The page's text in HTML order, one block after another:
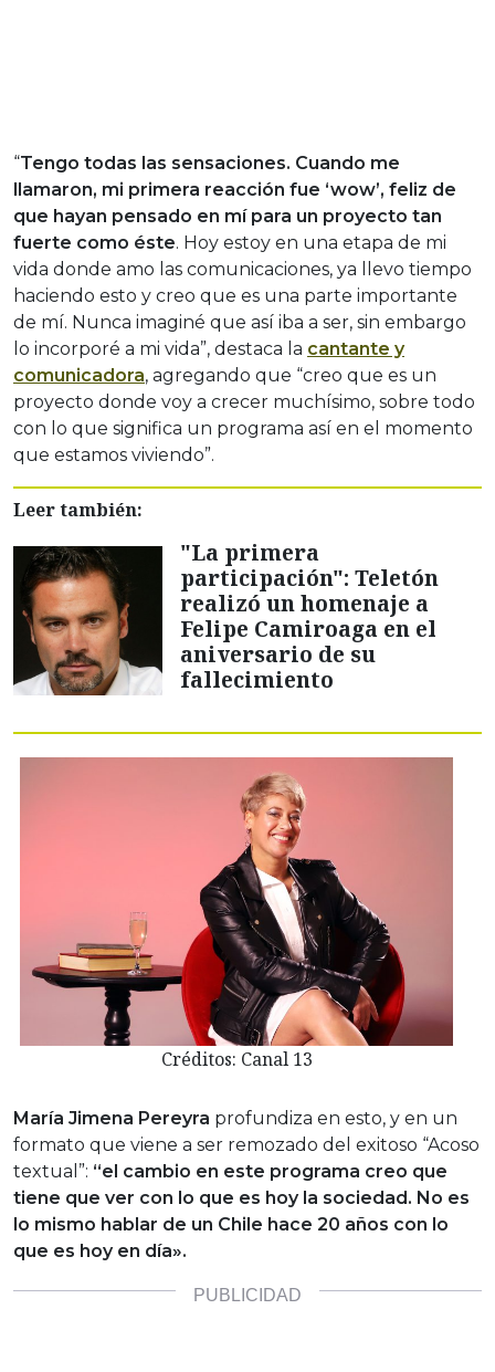
“Tengo todas las sensaciones. Cuando me
llamaron, mi primera reacción fue ‘wow’, feliz de
que hayan pensado en mí para un proyecto tan
fuerte como éste. Hoy estoy en una etapa de mi
vida donde amo las comunicaciones, ya llevo tiempo
haciendo esto y creo que es una parte importante
de mí. Nunca imaginé que así iba a ser, sin embargo
lo incorporé a mi vida”, destaca la cantante y
comunicadora, agregando que “creo que es un
proyecto donde voy a crecer muchísimo, sobre todo
con lo que significa un programa así en el momento
que estamos viviendo”.
Leer también:
"La primera
participación": Teletón
realizó un homenaje a
Felipe Camiroaga en el
aniversario de su
fallecimiento
Créditos: Canal 13
María Jimena Pereyra profundiza en esto, y en un
formato que viene a ser remozado del exitoso “Acoso
textual”: “el cambio en este programa creo que
tiene que ver con lo que es hoy la sociedad. No es
lo mismo hablar de un Chile hace 20 años con lo
que es hoy en día».